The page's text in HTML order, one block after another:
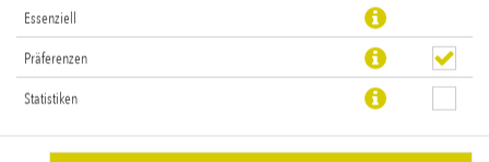
Essenziell
Präferenzen
Statistiken